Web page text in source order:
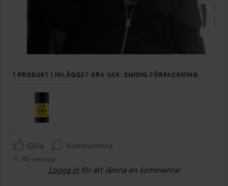
1 PRODUKT I INLÄGGET BRA VAX, SMIDIG FÖRPACKNING
Gilla Kommentera
110 visningar
Logga in för att lämna en kommentar